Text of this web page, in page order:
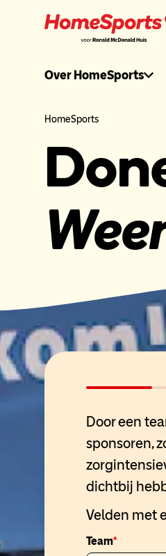
header
menu
Over HomeSports
HomeSports
Door een
sponsoren,
dichtbij
Velden met
Team